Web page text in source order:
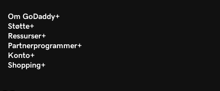
Om GoDaddy
Støtte
Ressurser
Partnerprogrammer
Konto
Shopping